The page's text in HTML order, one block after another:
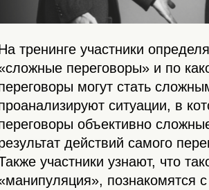
тренинге участники
переговоры» и по
могут стать
ситуации, в
объективно
действий самого
участники узнают, что
познакомятся